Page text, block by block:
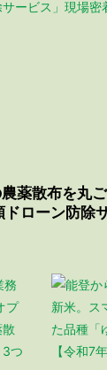
薬散布を丸
ドローン防除